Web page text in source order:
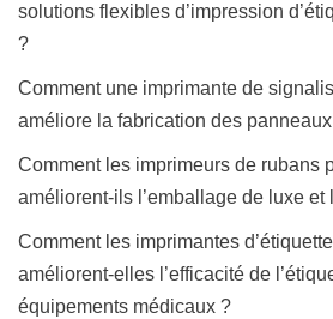
solutions flexibles d’impression
?
Comment une imprimante de
améliore la fabrication des
Comment les imprimeurs de rubans
améliorent-ils l’emballage de luxe et
Comment les imprimantes
améliorent-elles l’efficacité de
équipements médicaux ?